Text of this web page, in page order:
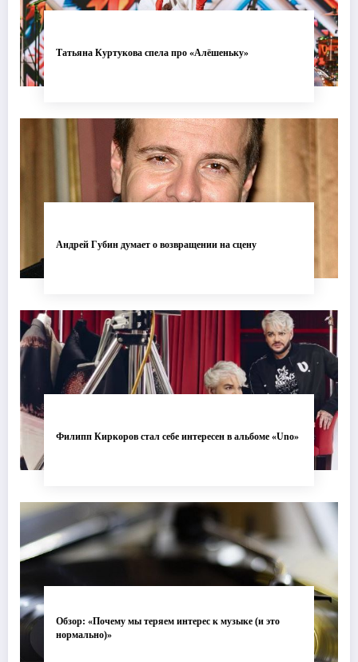
Татьяна Куртукова спела про «Алёшеньку»
Андрей Губин думает о возвращении на сцену
Филипп Киркоров стал себе интересен в альбоме «Uno»
Обзор: «Почему мы теряем интерес к музыке (и это
нормально)»